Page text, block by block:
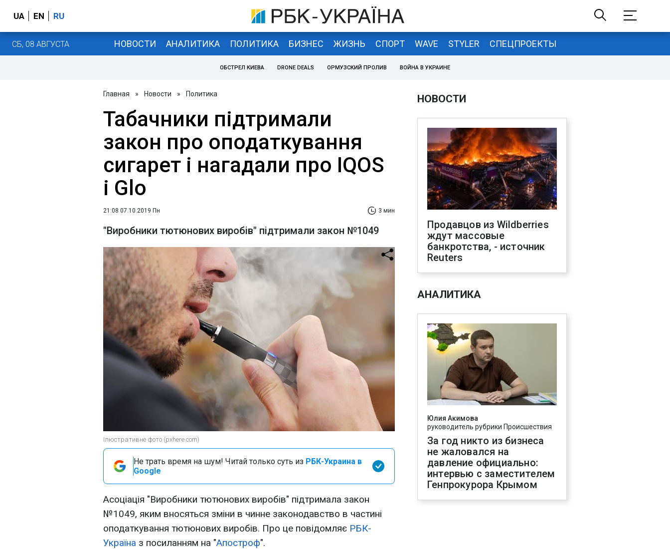
UA EN RU
СБ, 08 АВГУСТА НОВОСТИ АНАЛИТИКА ПОЛИТИКА БИЗНЕС ЖИЗНЬ СПОРТ WAVE STYLER СПЕЦПРОЕКТЫ
ОБСТРЕЛ КИЕВА DRONE DEALS ОРМУЗСКИЙ ПРОЛИВ ВОЙНА В УКРАИНЕ
Главная » Новости » Политика
Табачники підтримали
закон про оподаткування
сигарет і нагадали про IQOS
і Glo
21:08 07.10.2019 Пн 3 мин
"Виробники тютюнових виробів" підтримали закон №1049
Ілюстративне фото (pxhere.com)
Не трать время на шум! Читай только суть из РБК-Украина в
Google
Асоціація "Виробники тютюнових виробів" підтримала закон
№1049, яким вносяться зміни в чинне законодавство в частині
оподаткування тютюнових виробів. Про це повідомляє РБК-
Україна з посиланням на "Апостроф".
НОВОСТИ
Продавцов из Wildberries
ждут массовые
банкротства, - источник
Reuters
АНАЛИТИКА
Юлия Акимова
руководитель рубрики Происшествия
За год никто из бизнеса
не жаловался на
давление официально:
интервью с заместителем
Генпрокурора Крымом